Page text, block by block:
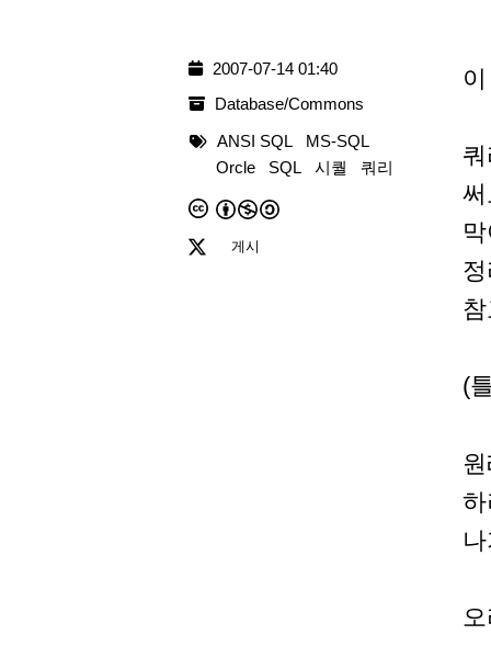
(
2007-07-14 01:40
Database/Commons
ANSI SQL
MS-SQL
Orcle
SQL 시퀄 쿼리
게시